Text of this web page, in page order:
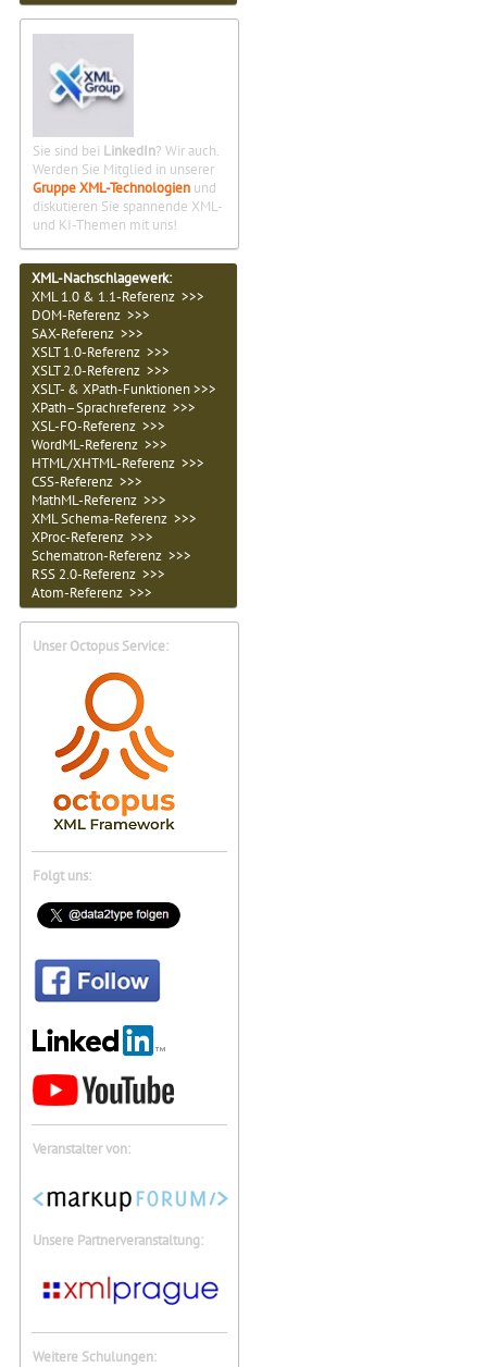
Sie sind bei LinkedIn? Wir auch.
Werden Sie Mitglied in unserer
Gruppe XML-Technologien und
diskutieren Sie spannende XML-
und KI-Themen mit uns!
XML-Nachschlagewerk:
XML 1.0 & 1.1-Referenz >>>
DOM-Referenz >>>
SAX-Referenz >>>
XSLT 1.0-Referenz >>>
XSLT 2.0-Referenz >>>
XSLT- & XPath-Funktionen >>>
XPath–Sprachreferenz >>>
XSL-FO-Referenz >>>
WordML-Referenz >>>
HTML/XHTML-Referenz >>>
CSS-Referenz >>>
MathML-Referenz >>>
XML Schema-Referenz >>>
XProc-Referenz >>>
Schematron-Referenz >>>
RSS 2.0-Referenz >>>
Atom-Referenz >>>
Unser Octopus Service:
Folgt uns:
Veranstalter von:
Unsere Partnerveranstaltung:
Weitere Schulungen: